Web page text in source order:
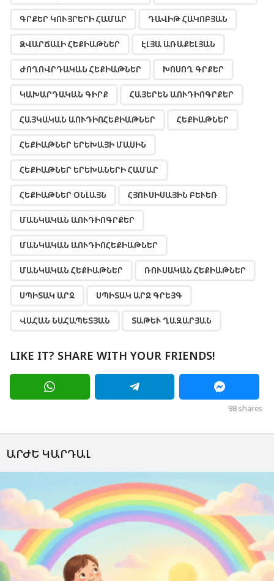
ԳՐՔԵՐ ԿՈՒՅՐԵՐԻ ՀԱՄԱՐ ԴԱՎԻԹ ՀԱԿՈԲՅԱՆ
ԶՎԱՐՃԱԼԻ ՀԵՔԻԱԹՆԵՐ ԷԼՅԱ ԱՌԱՔԵԼՅԱՆ
ԺՈՂՈՎՐԴԱԿԱՆ ՀԵՔԻԱԹՆԵՐ ԽՈՍՈՂ ԳՐՔԵՐ
ԿԱԽԱՐԴԱԿԱՆ ԳԻՐՔ ՀԱՅԵՐԵՆ ԱՈՒԴԻՈԳՐՔԵՐ
ՀԱՅԿԱԿԱՆ ԱՈՒԴԻՈՀԵՔԻԱԹՆԵՐ ՀԵՔԻԱԹՆԵՐ
ՀԵՔԻԱԹՆԵՐ ԵՐԵԽԱՅԻ ՄԱՍԻՆ
ՀԵՔԻԱԹՆԵՐ ԵՐԵԽԱՆԵՐԻ ՀԱՄԱՐ
ՀԵՔԻԱԹՆԵՐ ՕՆԼԱՅՆ ՀՅՈՒՍԻՍԱՅԻՆ ԲԵՒԵՌ
ՄԱՆԿԱԿԱՆ ԱՈՒԴԻՈԳՐՔԵՐ
ՄԱՆԿԱԿԱՆ ԱՈՒԴԻՈՀԵՔԻԱԹՆԵՐ
ՄԱՆԿԱԿԱՆ ՀԵՔԻԱԹՆԵՐ ՌՈՒՍԱԿԱՆ ՀԵՔԻԱԹՆԵՐ
ՍՊԻՏԱԿ ԱՐՋ ՍՊԻՏԱԿ ԱՐՋ ԳՐԵՅԳ
ՎԱՀԱՆ ՆԱՀԱՊԵՏՅԱՆ ՏԱԹԵՒ ՂԱԶԱՐՅԱՆ
LIKE IT? SHARE WITH YOUR FRIENDS!
98shares
ԱՐԺԵ ԿԱՐԴԱԼ